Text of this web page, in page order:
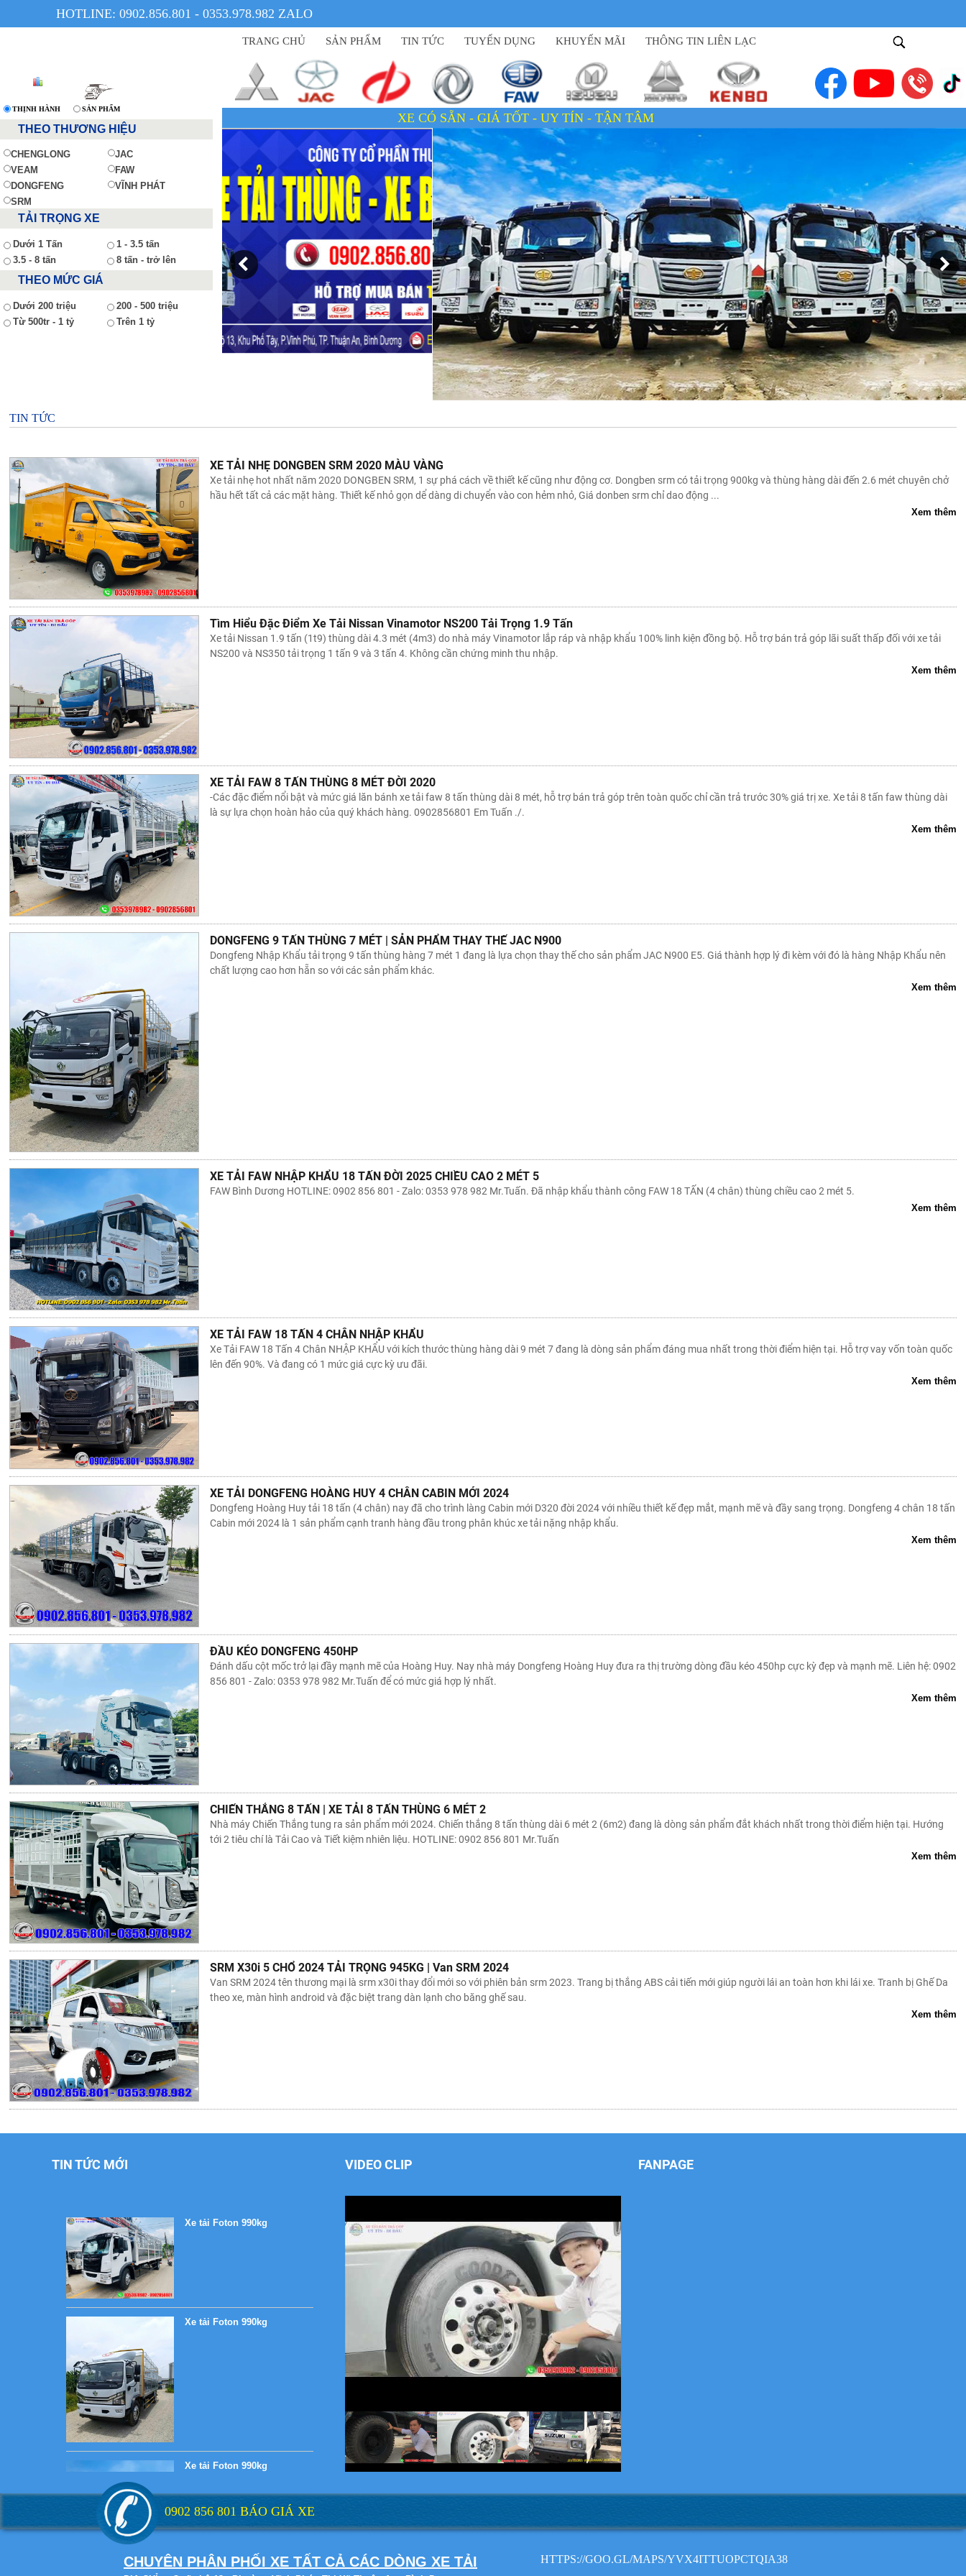
HOTLINE: 0902.856.801 - 0353.978.982 ZALO
TRANG CHỦ SẢN PHẨM TIN TỨC TUYỂN DỤNG KHUYẾN MÃI THÔNG TIN LIÊN LẠC
XE CÓ SẴN - GIÁ TỐT - UY TÍN - TẬN TÂM
THỊNH HÀNH SẢN PHẨM
THEO THƯƠNG HIỆU
CHENGLONG
JAC
VEAM
FAW
DONGFENG
VĨNH PHÁT
SRM
TẢI TRỌNG XE
Dưới 1 Tấn
1 - 3.5 tấn
3.5 - 8 tấn
8 tấn - trở lên
THEO MỨC GIÁ
Dưới 200 triệu
200 - 500 triệu
Từ 500tr - 1 tỷ
Trên 1 tỷ
TIN TỨC
XE TẢI NHẸ DONGBEN SRM 2020 MÀU VÀNG
Xe tải nhẹ hot nhất năm 2020 DONGBEN SRM, 1 sự phá cách về thiết kế cũng như động cơ. Dongben srm có tải trọng 900kg và thùng hàng dài đến 2.6 mét chuyên chở
hầu hết tất cả các mặt hàng. Thiết kế nhỏ gọn dể dàng di chuyển vào con hẻm nhỏ, Giá donben srm chỉ dao động ...
Xem thêm
Tìm Hiểu Đặc Điểm Xe Tải Nissan Vinamotor NS200 Tải Trọng 1.9 Tấn
Xe tải Nissan 1.9 tấn (1t9) thùng dài 4.3 mét (4m3) do nhà máy Vinamotor lắp ráp và nhập khẩu 100% linh kiện đồng bộ. Hỗ trợ bán trả góp lãi suất thấp đối với xe tải
NS200 và NS350 tải trọng 1 tấn 9 và 3 tấn 4. Không cần chứng minh thu nhập.
Xem thêm
XE TẢI FAW 8 TẤN THÙNG 8 MÉT ĐỜI 2020
-Các đặc điểm nổi bật và mức giá lăn bánh xe tải faw 8 tấn thùng dài 8 mét, hỗ trợ bán trả góp trên toàn quốc chỉ cần trả trước 30% giá trị xe. Xe tải 8 tấn faw thùng dài
là sự lựa chọn hoàn hảo của quý khách hàng. 0902856801 Em Tuấn ./.
Xem thêm
DONGFENG 9 TẤN THÙNG 7 MÉT | SẢN PHẨM THAY THẾ JAC N900
Dongfeng Nhập Khẩu tải trọng 9 tấn thùng hàng 7 mét 1 đang là lựa chọn thay thế cho sản phẩm JAC N900 E5. Giá thành hợp lý đi kèm với đó là hàng Nhập Khẩu nên
chất lượng cao hơn hẵn so với các sản phẩm khác.
Xem thêm
XE TẢI FAW NHẬP KHẨU 18 TẤN ĐỜI 2025 CHIỀU CAO 2 MÉT 5
FAW Bình Dương HOTLINE: 0902 856 801 - Zalo: 0353 978 982 Mr.Tuấn. Đã nhập khẩu thành công FAW 18 TẤN (4 chân) thùng chiều cao 2 mét 5.
Xem thêm
XE TẢI FAW 18 TẤN 4 CHÂN NHẬP KHẨU
Xe Tải FAW 18 Tấn 4 Chân NHẬP KHẨU với kích thước thùng hàng dài 9 mét 7 đang là dòng sản phẩm đáng mua nhất trong thời điểm hiện tại. Hỗ trợ vay vốn toàn quốc
lên đến 90%. Và đang có 1 mức giá cực kỳ ưu đãi.
Xem thêm
XE TẢI DONGFENG HOÀNG HUY 4 CHÂN CABIN MỚI 2024
Dongfeng Hoàng Huy tải 18 tấn (4 chân) nay đã cho trình làng Cabin mới D320 đời 2024 với nhiều thiết kế đẹp mắt, mạnh mẽ và đầy sang trọng. Dongfeng 4 chân 18 tấn
Cabin mới 2024 là 1 sản phẩm cạnh tranh hàng đầu trong phân khúc xe tải nặng nhập khẩu.
Xem thêm
ĐẦU KÉO DONGFENG 450HP
Đánh dấu cột mốc trở lại đầy mạnh mẽ của Hoàng Huy. Nay nhà máy Dongfeng Hoàng Huy đưa ra thị trường dòng đầu kéo 450hp cực kỳ đẹp và mạnh mẽ. Liên hệ: 0902
856 801 - Zalo: 0353 978 982 Mr.Tuấn để có mức giá hợp lý nhất.
Xem thêm
CHIẾN THẮNG 8 TẤN | XE TẢI 8 TẤN THÙNG 6 MÉT 2
Nhà máy Chiến Thắng tung ra sản phẩm mới 2024. Chiến thắng 8 tấn thùng dài 6 mét 2 (6m2) đang là dòng sản phẩm đắt khách nhất trong thời điểm hiện tại. Hướng
tới 2 tiêu chí là Tải Cao và Tiết kiệm nhiên liệu. HOTLINE: 0902 856 801 Mr.Tuấn
Xem thêm
SRM X30i 5 CHỔ 2024 TẢI TRỌNG 945KG | Van SRM 2024
Van SRM 2024 tên thương mại là srm x30i thay đổi mới so với phiên bản srm 2023. Trang bị thắng ABS cải tiến mới giúp người lái an toàn hơn khi lái xe. Tranh bị Ghế Da
theo xe, màn hình android và đặc biệt trang dàn lạnh cho băng ghế sau.
Xem thêm
TIN TỨC MỚI
Xe tải Foton 990kg
Xe tải Foton 990kg
VIDEO CLIP FANPAGE
0902 856 801 BÁO GIÁ XE
CHUYÊN PHÂN PHỐI XE TẤT CẢ CÁC DÒNG XE TẢI HTTPS://GOO.GL/MAPS/YVX4ITTUOPCTQIA38